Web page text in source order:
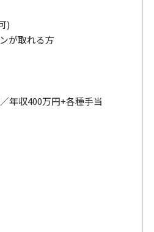
)
が取れる方
年収400万円+各種手当